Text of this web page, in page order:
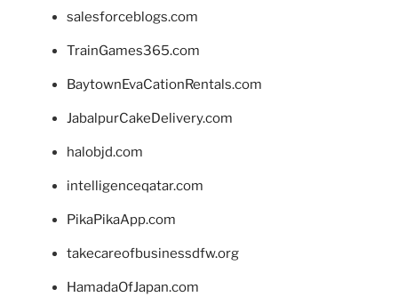
salesforceblogs.com
TrainGames365.com
BaytownEvaCationRentals.com
JabalpurCakeDelivery.com
halobjd.com
intelligenceqatar.com
PikaPikaApp.com
takecareofbusinessdfw.org
HamadaOfJapan.com